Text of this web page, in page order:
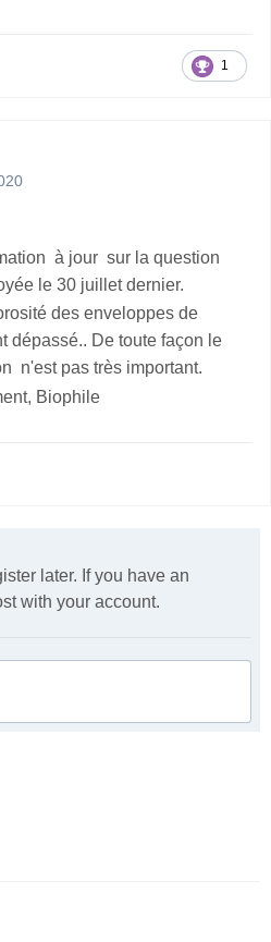
1
à jour sur la question
le 30 juillet dernier.
des enveloppes de
dépassé.. De toute façon le
n'est pas très important.
Biophile
later. If you have an
with your account.